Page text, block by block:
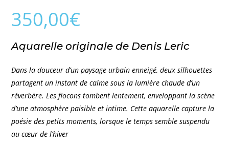
350,00€
Aquarelle originale de Denis Leric
Dans la douceur d’un paysage urbain enneigé, deux silhouettes
partagent un instant de calme sous la lumière chaude d’un
réverbère. Les flocons tombent lentement, enveloppant la scène
d’une atmosphère paisible et intime. Cette aquarelle capture la
poésie des petits moments, lorsque le temps semble suspendu
au cœur de l’hiver